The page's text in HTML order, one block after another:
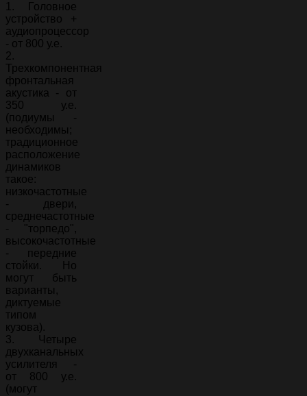
1. Головное
устройство +
аудиопроцессор
- от 800 у.е.
2.
Трехкомпонентная
фронтальная
акустика - от
350 у.е.
(подиумы -
необходимы;
традиционное
расположение
динамиков
такое:
низкочастотные
- двери,
среднечастотные
- "торпедо",
высокочастотные
- передние
стойки. Но
могут быть
варианты,
диктуемые
типом
кузова).
3. Четыре
двухканальных
усилителя -
от 800 у.е.
(могут